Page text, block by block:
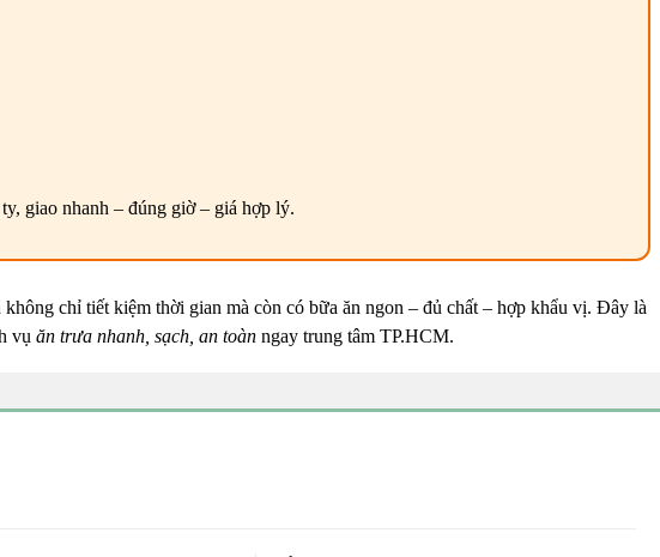
giao nhanh – đúng giờ – giá hợp lý.
chỉ tiết kiệm thời gian mà còn có bữa ăn ngon – đủ chất – hợp khẩu vị. Đây là
vụ ăn trưa nhanh, sạch, an toànngay trung tâm TP.HCM.